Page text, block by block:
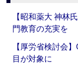
【昭和薬大 神林
門教育の充実を
【厚労省検討会
目が対象に